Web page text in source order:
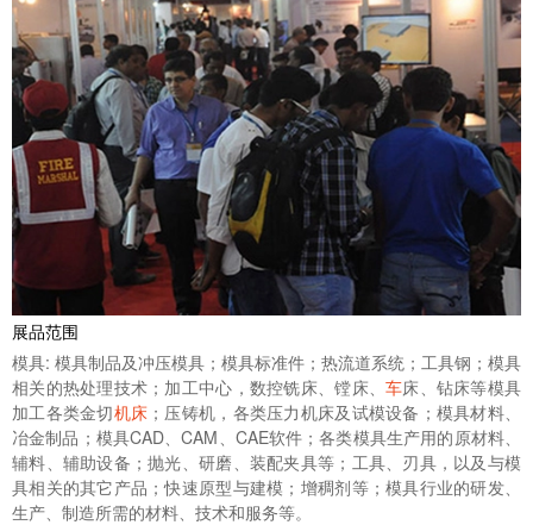
展品范围
模具: 模具制品及冲压模具；模具标准件；热流道系统；工具钢；模具
相关的热处理技术；加工中心，数控铣床、镗床、车床、钻床等模具
加工各类金切机床 ；压铸机，各类压力机床及试模设备；模具材料、
冶金制品；模具CAD、CAM、CAE软件；各类模具生产用的原材料、
辅料、辅助设备；抛光、研磨、装配夹具等；工具、刃具，以及与模
具相关的其它产品；快速原型与建模；增稠剂等；模具行业的研发、
生产、制造所需的材料、技术和服务等。